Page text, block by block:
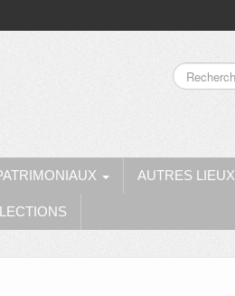
AUTRES LIEUX